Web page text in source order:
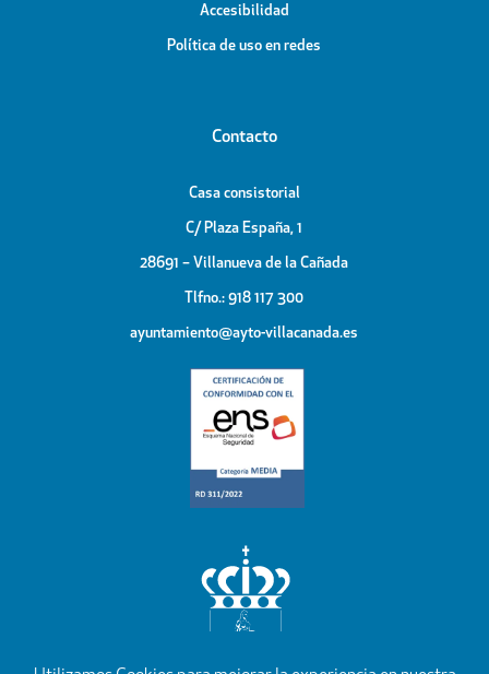
Accesibilidad
Política de uso en redes
Contacto
Casa consistorial
C/ Plaza España, 1
28691 – Villanueva de la Cañada
Tlfno.: 918 117 300
ayuntamiento@ayto-villacanada.es